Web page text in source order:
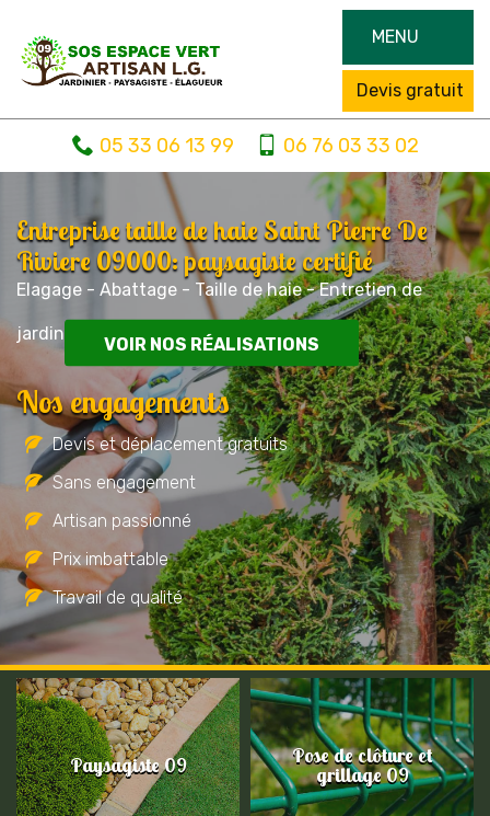
MENU
Devis gratuit
05 33 06 13 99 06 76 03 33 02
Entreprise taille de haie Saint Pierre De
Riviere 09000: paysagiste certifié
Elagage - Abattage - Taille de haie - Entretien de
jardin
VOIR NOS RÉALISATIONS
Nos engagements
Devis et déplacement gratuits
Sans engagement
Artisan passionné
Prix imbattable
Travail de qualité
Paysagiste 09 Pose de clôture et
grillage 09